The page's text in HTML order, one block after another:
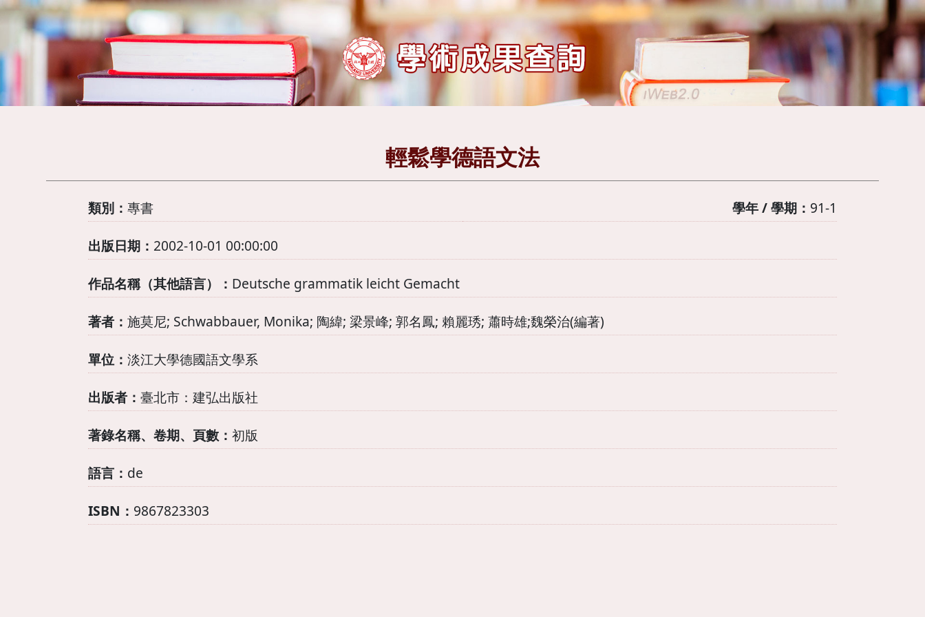
輕鬆學德語文法
類別： 專書 學年 / 學期： 91-1
出版日期： 2002-10-01 00:00:00
作品名稱（其他語言）： Deutsche grammatik leicht Gemacht
著者： 施莫尼; Schwabbauer, Monika; 陶緯; 梁景峰; 郭名鳳; 賴麗琇; 蕭時雄;魏榮治(編著)
單位： 淡江大學德國語文學系
出版者： 臺北市：建弘出版社
著錄名稱、卷期、頁數： 初版
語言： de
ISBN： 9867823303